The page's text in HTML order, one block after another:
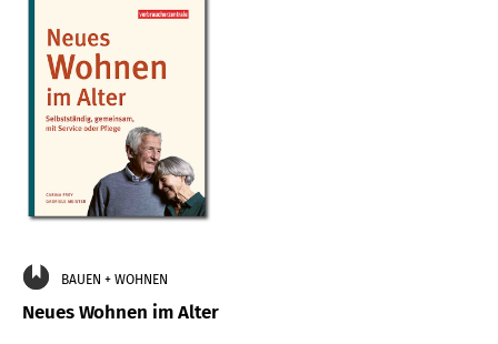
BAUEN + WOHNEN
Neues Wohnen im Alter